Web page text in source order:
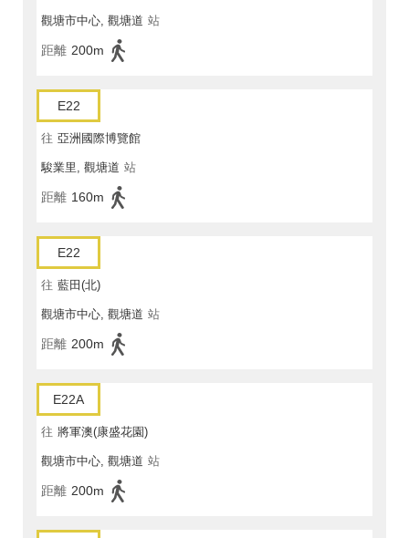
觀塘市中心, 觀塘道 站
距離 200m
E22
往 亞洲國際博覽館
駿業里, 觀塘道 站
距離 160m
E22
往 藍田(北)
觀塘市中心, 觀塘道 站
距離 200m
E22A
往 將軍澳(康盛花園)
觀塘市中心, 觀塘道 站
距離 200m